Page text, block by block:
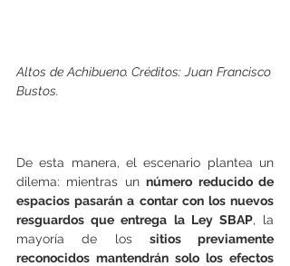
Altos de Achibueno. Créditos: Juan Francisco
Bustos.
De esta manera, el escenario plantea un
dilema: mientras un número reducido de
espacios pasarán a contar con los nuevos
resguardos que entrega la Ley SBAP, la
mayoría de los sitios previamente
reconocidos mantendrán solo los efectos